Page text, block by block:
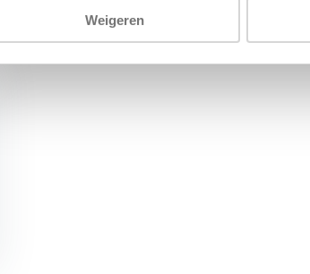
Weigeren